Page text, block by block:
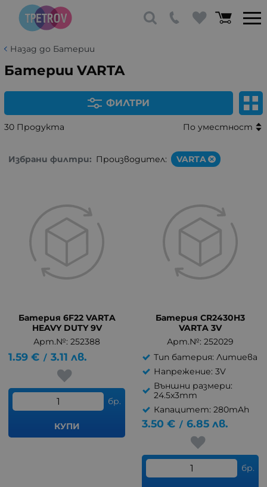
Назад до Батерии
Батерии VARTA
ФИЛТРИ
30 Продукта По уместност
Избрани филтри: Производител: VARTA
Батерия 6F22 VARTA
HEAVY DUTY 9V
Арт.№: 252388
1.59 € / 3.11 лв.
бр.
КУПИ
Батерия CR2430H3
VARTA 3V
Арт.№: 252029
Тип батерия: Литиева
Напрежение: 3V
Външни размери:
24.5x3mm
Капацитет: 280mAh
3.50 € / 6.85 лв.
бр.